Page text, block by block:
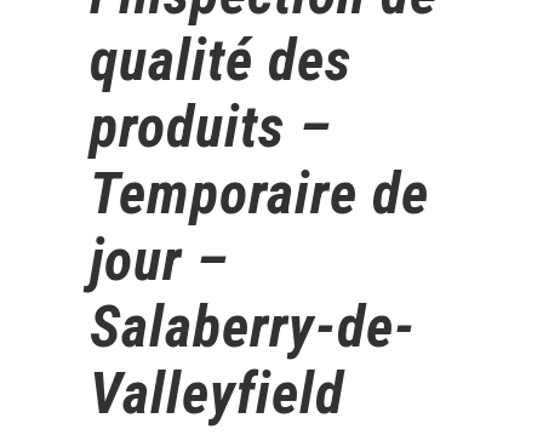
qualité des
produits –
Temporaire de
jour –
Salaberry-de-
Valleyfield